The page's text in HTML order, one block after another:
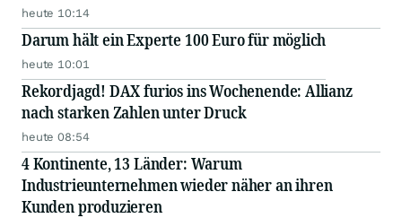
heute 10:14
Darum hält ein Experte 100 Euro für möglich
heute 10:01
Rekordjagd! DAX furios ins Wochenende: Allianz
nach starken Zahlen unter Druck
heute 08:54
4 Kontinente, 13 Länder: Warum
Industrieunternehmen wieder näher an ihren
Kunden produzieren